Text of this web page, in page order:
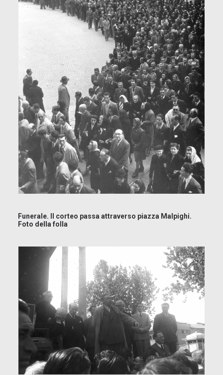
Funerale. Il corteo passa attraverso piazza Malpighi.
Foto della folla